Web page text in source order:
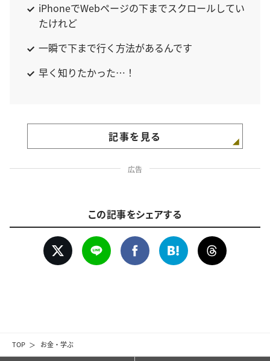
TOP お金・学ぶ
iPhoneでWebページの下までスクロールしてい
たけれど
一瞬で下まで行く方法があるんです
早く知りたかった…！
記事を見る
広告
この記事をシェアする